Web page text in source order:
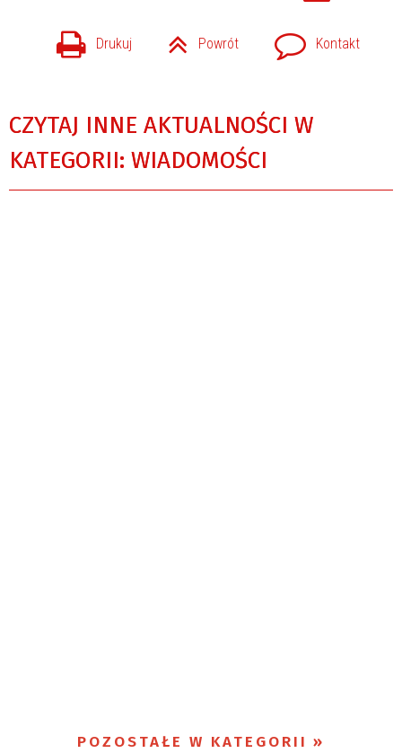
Drukuj Powrót Kontakt
CZYTAJ INNE AKTUALNOŚCI W
KATEGORII: WIADOMOŚCI
POZOSTAŁE W KATEGORII